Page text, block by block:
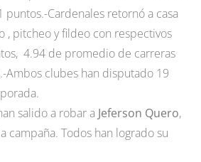
puntos.-Cardenales retornó a casa
, pitcheo y fildeo con respectivos
4.94 de promedio de carreras
Ambos clubes han disputado 19
salido a robar a Jeferson Quero,
campaña. Todos han logrado su